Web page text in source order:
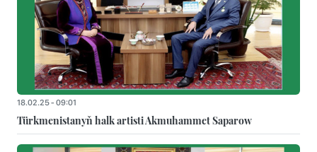
18.02.25 - 09:01
Türkmenistanyň halk artisti Akmuhammet Saparow